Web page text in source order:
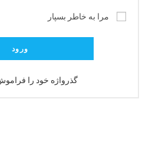
مرا به خاطر بسپار
ورود
گذرواژه خود را